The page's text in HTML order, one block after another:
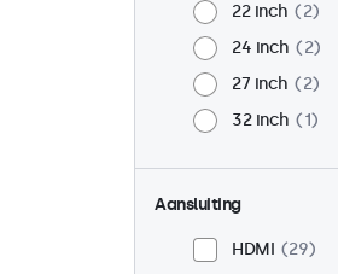
22 inch
2
24 inch
2
27 inch
2
32 inch
1
Aansluiting
HDMI
29